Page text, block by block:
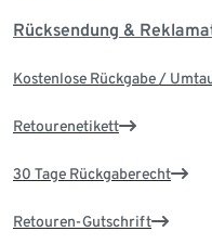
Rücksendung &
Kostenlose Rückgabe /
Retourenetikett
30 Tage Rückgaberecht
Retouren-Gutschrift